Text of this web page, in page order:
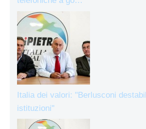
Italia dei valori: "Berlusconi
istituzioni"